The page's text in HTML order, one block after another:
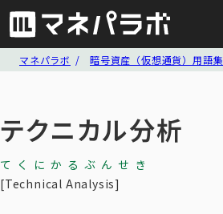
マネパラボ 暗号資産（仮想通貨）用語集
テクニカル分析
てくにかるぶんせき
Technical Analysis